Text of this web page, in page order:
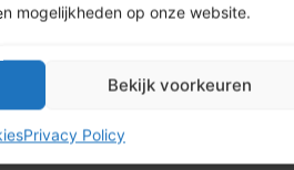
mogelijkheden op onze website.
Bekijk voorkeuren
Privacy Policy